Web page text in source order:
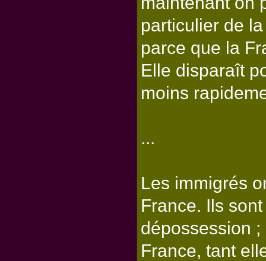
particulier de
parce que la
Elle disparaît
moins
...
Les immigrés
France. Ils
dépossession
France, tant